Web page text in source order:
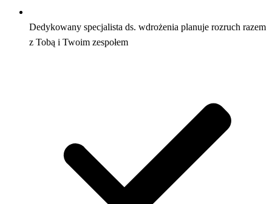
Dedykowany specjalista ds. wdrożenia planuje rozruch razem
z Tobą i Twoim zespołem